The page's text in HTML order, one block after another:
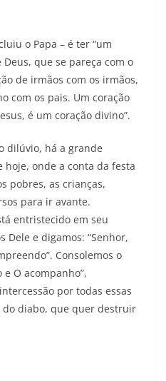
o Papa – é ter “um
que se pareça com o
de irmãos com os irmãos,
com os pais. Um coração
é um coração divino”.
dilúvio, há a grande
onde a conta da festa
pobres, as crianças,
para ir avante.
entristecido em seu
Dele e digamos: “Senhor,
Consolemos o
O acompanho”,
por todas essas
diabo, que quer destruir